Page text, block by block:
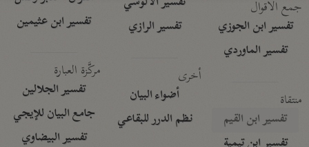
جمع الأقوال
تفسير ابن الجوزي
تفسير الماوردي
منتقاة
تفسير ابن القيم
تفسير الرازي
أخرى
أضواء البيان
نظم الدرر للبقاعي
تفسير ابن عثيمين
مركَّزة العبارة
تفسير الجلالين
جامع البيان للإيجي
تفسير البيضاوي